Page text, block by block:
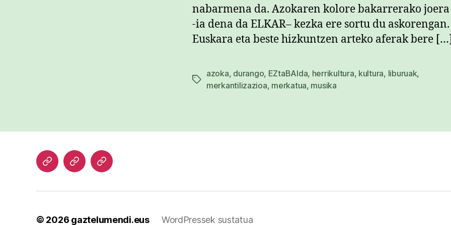
nabarmena da. Azokaren kolore bakarrerako
-ia dena da ELKAR– kezka ere sortu du askorengan.
Euskara eta beste hizkuntzen arteko aferak bere […]
Etiketak
azoka, durango, EZtaBAIda, herrikultura, kultura, liburuak,
merkantilizazioa, merkatua, musika
HasieraKazetariPatxi
CV
© 2026 gaztelumendi.eus WordPressek sustatua